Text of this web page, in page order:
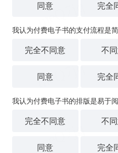
同意 完全
我认为付费电子书的支付流程是
完全不同意 不
同意 完全
我认为付费电子书的排版是易于
完全不同意 不
同意 完全